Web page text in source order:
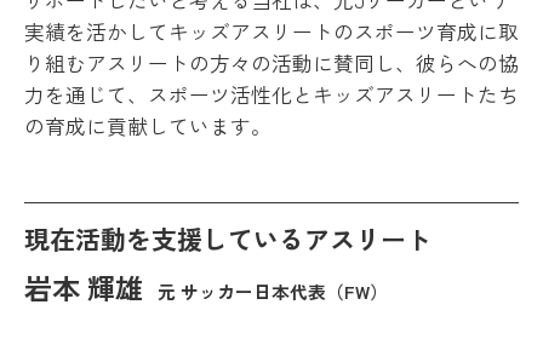
実績を活かしてキッズアスリートのスポーツ育成に取
り組むアスリートの方々の活動に賛同し、彼らへの協
力を通じて、スポーツ活性化とキッズアスリートたち
の育成に貢献しています。
現在活動を支援しているアスリート
岩本 輝雄 元 サッカー日本代表（FW）